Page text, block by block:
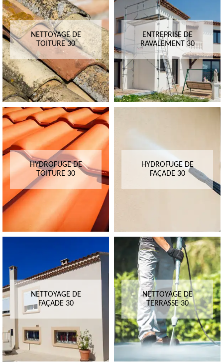
NETTOYAGE DE
TOITURE 30
ENTREPRISE DE
RAVALEMENT 30
HYDROFUGE DE
TOITURE 30
HYDROFUGE DE
FAÇADE 30
NETTOYAGE DE
FAÇADE 30
NETTOYAGE DE
TERRASSE 30